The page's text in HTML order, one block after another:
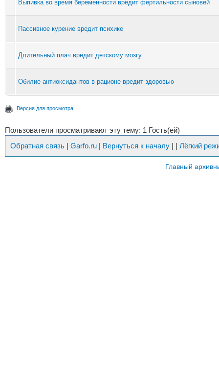
Выпивка во время беременности вредит фертильности сыновей
Пассивное курение вредит психике
Длительный плач вредит детскому мозгу
Обилие антиоксидантов в рационе вредит здоровью
Версия для просмотра
Пользователи просматривают эту тему: 1 Гость(ей)
Обратная связь | Garfo.ru | Вернуться к началу | | Лёгкий
Главный